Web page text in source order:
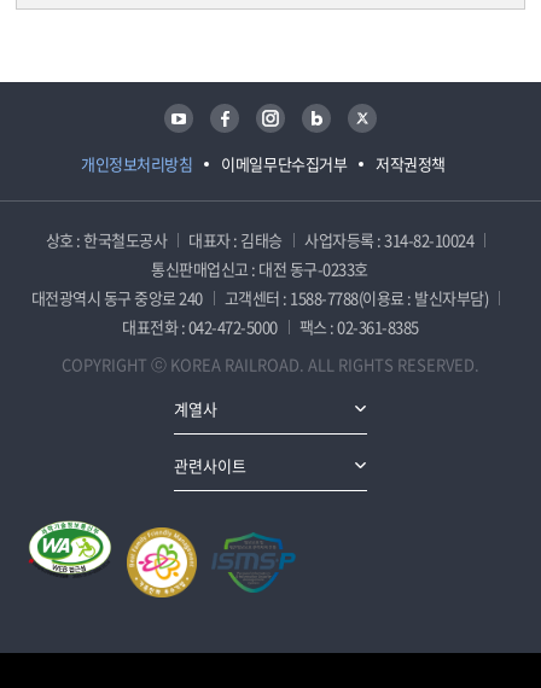
개인정보처리방침 이메일무단수집거부 저작권정책
유튜브 페이스북 인스타그램 블로그 트위터
상호 : 한국철도공사 대표자 : 김태승
사업자등록 : 314-82-10024
통신판매업신고 : 대전 동구-0233호
대전광역시 동구 중앙로 240
고객센터 : 1588-7788(이용료 : 발신자부담)
대표전화 : 042-472-5000
팩스 : 02-361-8385
COPYRIGHT ⓒ KOREA RAILROAD. ALL RIGHTS RESERVED.
계열사
관련사이트